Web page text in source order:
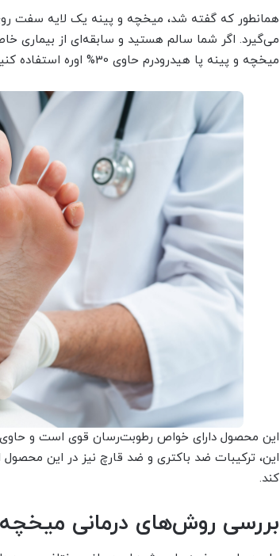
همانطور که گفته شد، میخچه و پینه یک لایه سفت
می‌گیرد. اگر شما سالم هستید و سابقه‌ای از بیماری
میخچه و پینه پا هیدرودرم حاوی 30% اوره استفاده کنید.
این محصول دارای خواص رطوبت‌رسان قوی است و حاوی
این، ترکیبات ضد باکتری و ضد قارچ نیز در این
کند.
بررسی روش‌های درمانی میخچه